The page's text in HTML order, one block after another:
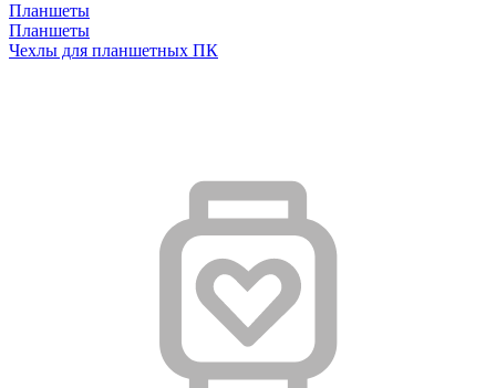
Планшеты
Планшеты
Чехлы для планшетных ПК